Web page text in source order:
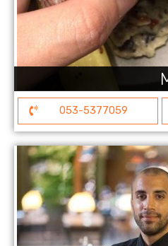
053-5377059